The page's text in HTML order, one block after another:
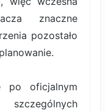
znaczne
pozostało
po oficjalnym